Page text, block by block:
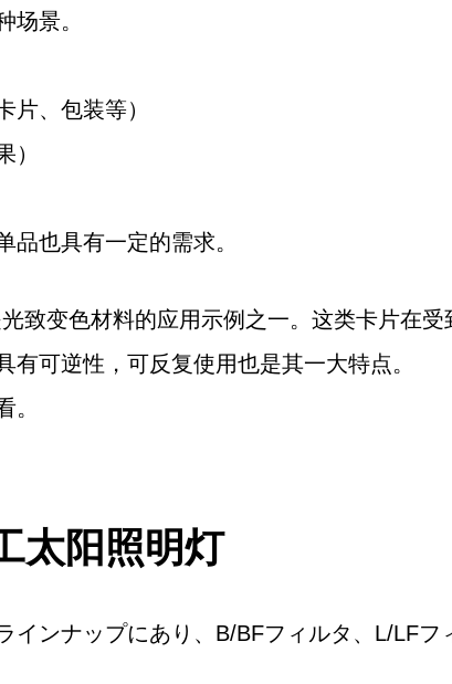
场景。
片、包装等）
）
也具有一定的需求。
致变色材料的应用示例之一。这类卡片在
可逆性，可反复使用也是其一大特点。
。
太阳照明灯
インナップにあり、B/BFフィルタ、L/LFフ